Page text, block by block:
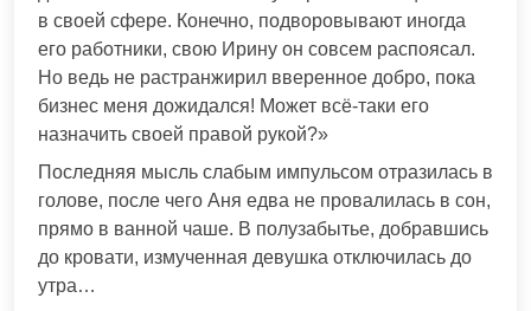
в своей сфере. Конечно, подворовывают иногда
его работники, свою Ирину он совсем распоясал.
Но ведь не растранжирил вверенное добро, пока
бизнес меня дожидался! Может всё-таки его
назначить своей правой рукой?»
Последняя мысль слабым импульсом отразилась в
голове, после чего Аня едва не провалилась в сон,
прямо в ванной чаше. В полузабытье, добравшись
до кровати, измученная девушка отключилась до
утра…